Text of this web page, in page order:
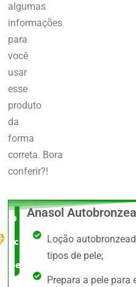
algumas
informações
para
você
usar
esse
produto
da
forma
correta. Bora
conferir?!
O Melhor
custo x
benefício
Anasol
Loção
tipos de pele;
Prepara a pele para